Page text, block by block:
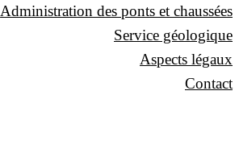
Administration des ponts et chaussées
Service géologique
Aspects légaux
Contact